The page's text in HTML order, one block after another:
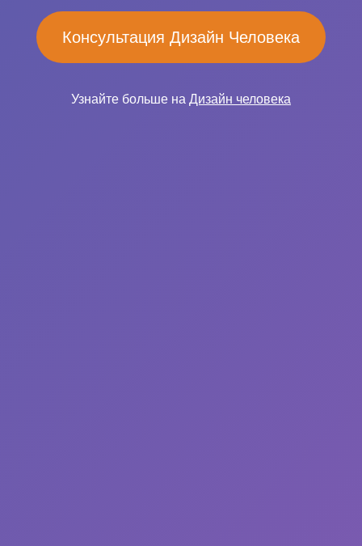
Консультация Дизайн Человека
Узнайте больше на Дизайн человека